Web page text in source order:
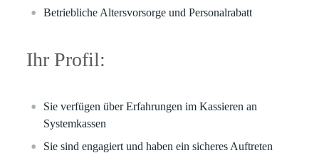
Betriebliche Altersvorsorge und Personalrabatt
Ihr Profil:
Sie verfügen über Erfahrungen im Kassieren an
Systemkassen
Sie sind engagiert und haben ein sicheres Auftreten